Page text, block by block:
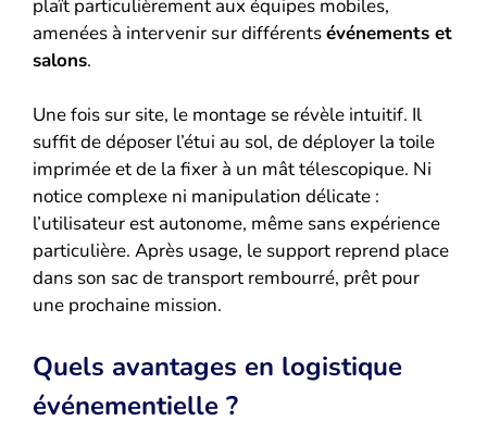
plaît particulièrement aux équipes mobiles,
amenées à intervenir sur différentsévénements et
salons.
Une fois sur site, le montage se révèle intuitif. Il
suffit de déposer l’étui au sol, de déployer la toile
imprimée et de la fixer à un mât télescopique. Ni
notice complexe ni manipulation délicate :
l’utilisateur est autonome, même sans expérience
particulière. Après usage, le support reprend place
dans son sac de transport rembourré, prêt pour
une prochaine mission.
Quels avantages en logistique
événementielle ?